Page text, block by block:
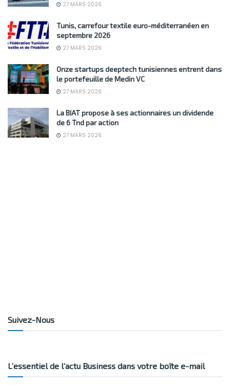
27 MARS 2026
Tunis, carrefour textile euro-méditerranéen en
septembre 2026
27 MARS 2026
Onze startups deeptech tunisiennes entrent dans
le portefeuille de Medin VC
27 MARS 2026
La BIAT propose à ses actionnaires un dividende
de 6 Tnd par action
27 MARS 2026
Suivez-Nous
L’essentiel de l’actu Business dans votre boîte e-mail